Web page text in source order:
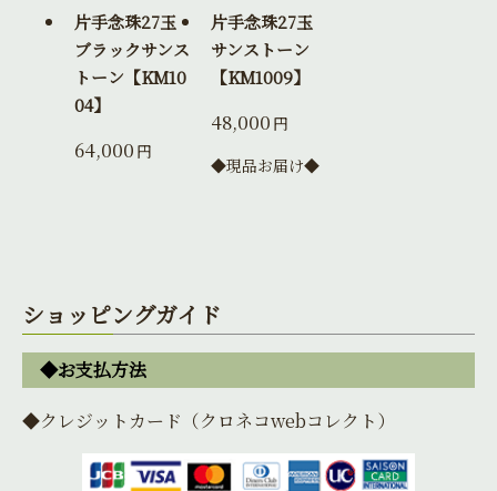
片手念珠27玉
ブラックサンス
トーン【KM10
04】
64,000 円
片手念珠27玉
サンストーン
【KM1009】
48,000 円
◆現品お届け◆
ショッピングガイド
◆お支払方法
◆クレジットカード（クロネコwebコレクト）